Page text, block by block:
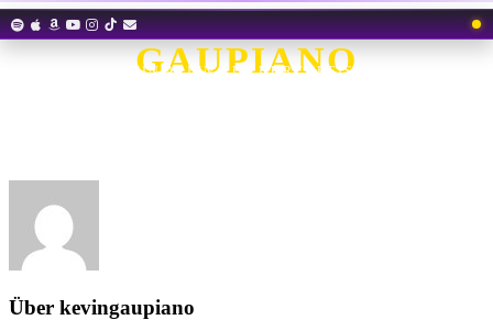
Zum
Inhalt
GAUPIANO
EIN ALIEN AUF DURCHREISE
Über kevingaupiano